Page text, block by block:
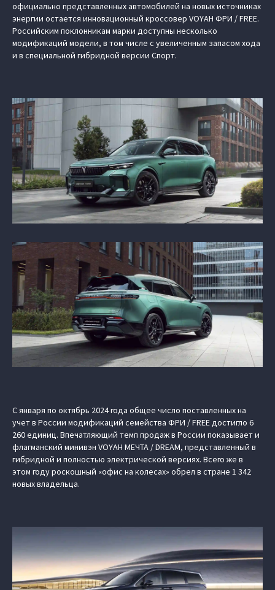
официально представленных автомобилей на новых источниках
энергии остается инновационный кроссовер VOYAH ФРИ / FREE.
Российским поклонникам марки доступны несколько
модификаций модели, в том числе с увеличенным запасом хода
и в специальной гибридной версии Спорт.
С января по октябрь 2024 года общее число поставленных на
учет в России модификаций семейства ФРИ / FREE достигло 6
260 единиц. Впечатляющий темп продаж в России показывает и
флагманский минивэн VOYAH МЕЧТА / DREAM, представленный в
гибридной и полностью электрической версиях. Всего же в
этом году роскошный «офис на колесах» обрел в стране 1 342
новых владельца.